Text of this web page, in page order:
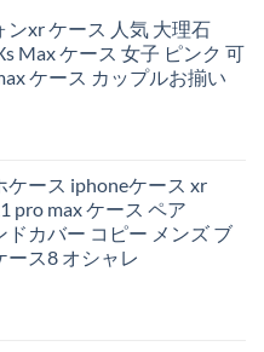
ンxr ケース 人気 大理石
Max ケース 女子 ピンク 可
ケース カップルお揃い
ケース iphoneケース xr
pro max ケース ペア
ドカバー コピー メンズ ブ
ース8 オシャレ